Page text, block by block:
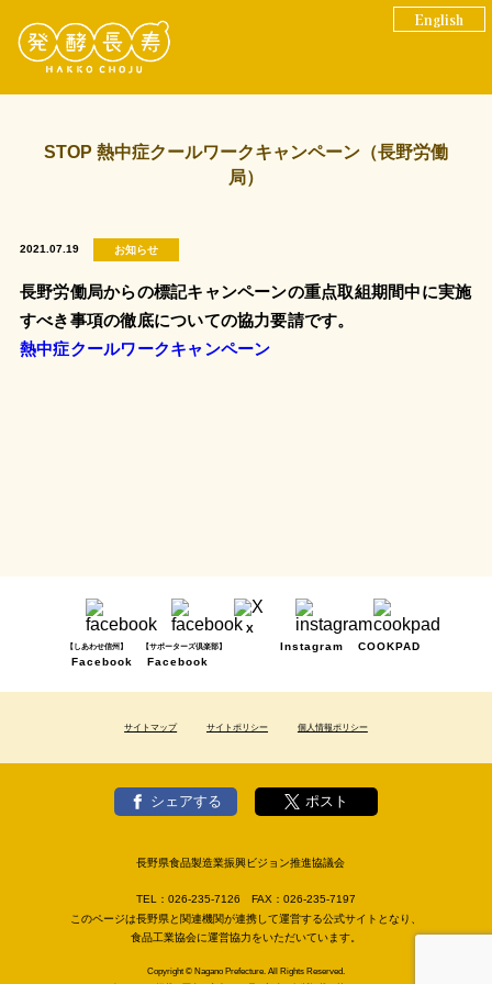
English
STOP 熱中症クールワークキャンペーン（長野労働
局）
2021.07.19 お知らせ
長野労働局からの標記キャンペーンの重点取組期間中に実施
すべき事項の徹底についての協力要請です。
熱中症クールワークキャンペーン
【しあわせ信州】
Facebook
【サポーターズ倶楽部】
Facebook
X
Instagram
COOKPAD
サイトマップ サイトポリシー 個人情報ポリシー
シェアする ポスト
長野県食品製造業振興ビジョン推進協議会
TEL： 026-235-7126 FAX： 026-235-7197
このページは長野県と関連機関が連携して運営する公式サイトとなり、
食品工業協会に運営協力をいただいています。
Copyright © Nagano Prefecture. All Rights Reserved.